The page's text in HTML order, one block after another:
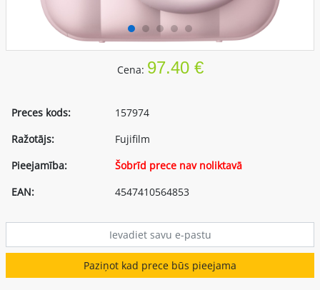
Cena: 97.40 €
Preces kods:
157974
Ražotājs:
Fujifilm
Pieejamība:
Šobrīd prece nav noliktavā
EAN:
4547410564853
Paziņot kad prece būs pieejama